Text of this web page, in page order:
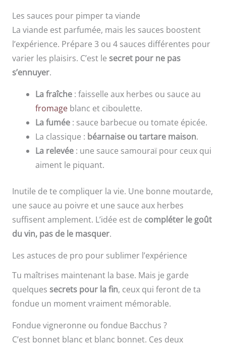
Les sauces pour pimper ta viande
La viande est parfumée, mais les sauces boostent
l’expérience. Prépare 3 ou 4 sauces différentes pour
varier les plaisirs. C’est le secret pour ne pas
s’ennuyer.
La fraîche : faisselle aux herbes ou sauce au
fromage blanc et ciboulette.
La fumée : sauce barbecue ou tomate épicée.
La classique : béarnaise ou tartare maison.
La relevée : une sauce samouraï pour ceux qui
aiment le piquant.
Inutile de te compliquer la vie. Une bonne moutarde,
une sauce au poivre et une sauce aux herbes
suffisent amplement. L’idée est de compléter le goût
du vin, pas de le masquer.
Les astuces de pro pour sublimer l’expérience
Tu maîtrises maintenant la base. Mais je garde
quelques secrets pour la fin, ceux qui feront de ta
fondue un moment vraiment mémorable.
Fondue vigneronne ou fondue Bacchus ?
C’est bonnet blanc et blanc bonnet. Ces deux